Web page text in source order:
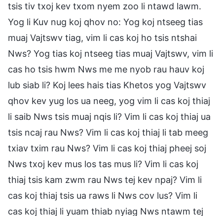
tsis tiv txoj kev txom nyem zoo li ntawd lawm.
Yog li Kuv nug koj qhov no: Yog koj ntseeg tias
muaj Vajtswv tiag, vim li cas koj ho tsis ntshai
Nws? Yog tias koj ntseeg tias muaj Vajtswv, vim li
cas ho tsis hwm Nws me me nyob rau hauv koj
lub siab li? Koj lees hais tias Khetos yog Vajtswv
qhov kev yug los ua neeg, yog vim li cas koj thiaj
li saib Nws tsis muaj nqis li? Vim li cas koj thiaj ua
tsis ncaj rau Nws? Vim li cas koj thiaj li tab meeg
txiav txim rau Nws? Vim li cas koj thiaj pheej soj
Nws txoj kev mus los tas mus li? Vim li cas koj
thiaj tsis kam zwm rau Nws tej kev npaj? Vim li
cas koj thiaj tsis ua raws li Nws cov lus? Vim li
cas koj thiaj li yuam thiab nyiag Nws ntawm tej